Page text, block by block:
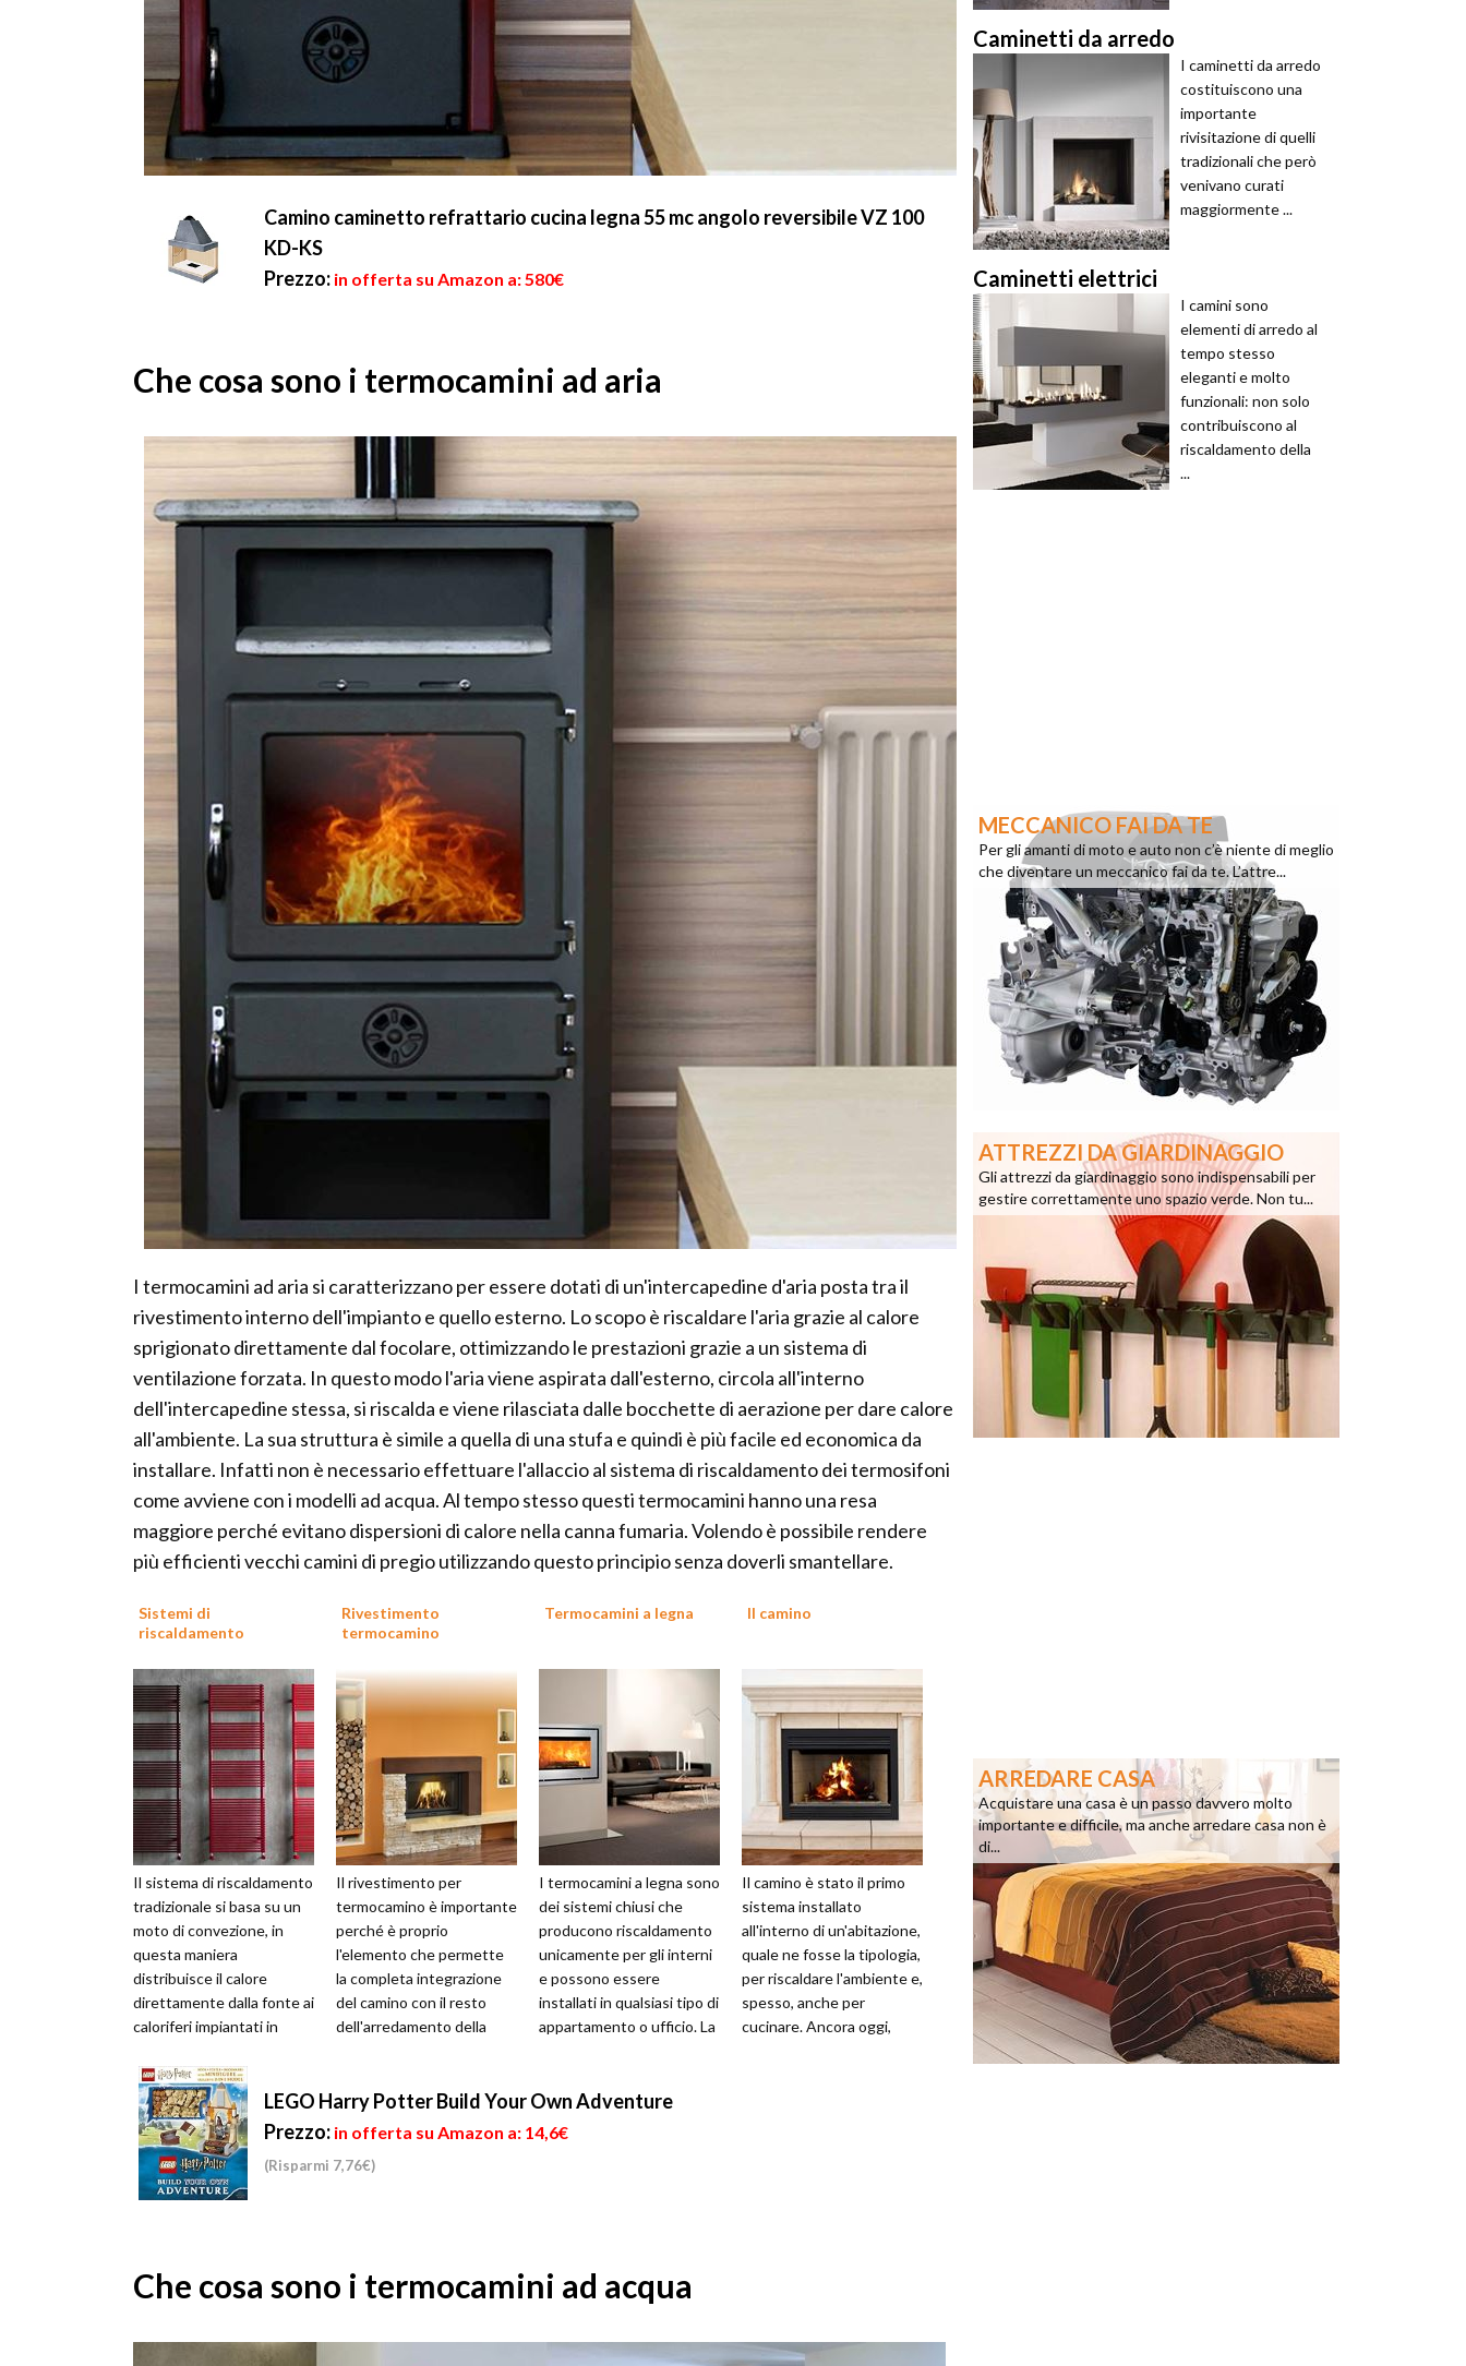
Camino caminetto refrattario cucina legna 55 mc angolo reversibile VZ 100
KD-KS
Prezzo: in offerta su Amazon a: 580€
Che cosa sono i termocamini ad aria
I termocamini ad aria si caratterizzano per essere dotati di un'intercapedine d'aria posta tra il
rivestimento interno dell'impianto e quello esterno. Lo scopo è riscaldare l'aria grazie al calore
sprigionato direttamente dal focolare, ottimizzando le prestazioni grazie a un sistema di
ventilazione forzata. In questo modo l'aria viene aspirata dall'esterno, circola all'interno
dell'intercapedine stessa, si riscalda e viene rilasciata dalle bocchette di aerazione per dare calore
all'ambiente. La sua struttura è simile a quella di una stufa e quindi è più facile ed economica da
installare. Infatti non è necessario effettuare l'allaccio al sistema di riscaldamento dei termosifoni
come avviene con i modelli ad acqua. Al tempo stesso questi termocamini hanno una resa
maggiore perché evitano dispersioni di calore nella canna fumaria. Volendo è possibile rendere
più efficienti vecchi camini di pregio utilizzando questo principio senza doverli smantellare.
Sistemi di
riscaldamento
Il sistema di riscaldamento
tradizionale si basa su un
moto di convezione, in
questa maniera
distribuisce il calore
direttamente dalla fonte ai
caloriferi impiantati in
molto sem...
Rivestimento
termocamino
Il rivestimento per
termocamino è importante
perché è proprio
l'elemento che permette
la completa integrazione
del camino con il resto
dell'arredamento della
Termocamini a legna
I termocamini a legna sono
dei sistemi chiusi che
producono riscaldamento
unicamente per gli interni
e possono essere
installati in qualsiasi tipo di
appartamento o ufficio. La
Il camino
Il camino è stato il primo
sistema installato
all'interno di un'abitazione,
quale ne fosse la tipologia,
per riscaldare l'ambiente e,
spesso, anche per
cucinare. Ancora oggi,
LEGO Harry Potter Build Your Own Adventure
Prezzo: in offerta su Amazon a: 14,6€
(Risparmi 7,76€)
Che cosa sono i termocamini ad acqua
Caminetti da arredo
I caminetti da arredo
costituiscono una
importante
rivisitazione di quelli
tradizionali che però
venivano curati
maggiormente ...
Caminetti elettrici
I camini sono
elementi di arredo al
tempo stesso
eleganti e molto
funzionali: non solo
contribuiscono al
riscaldamento della
...
MECCANICO FAI DA TE
Per gli amanti di moto e auto non c’è niente di meglio
che diventare un meccanico fai da te. L’attre...
ATTREZZI DA GIARDINAGGIO
Gli attrezzi da giardinaggio sono indispensabili per
gestire correttamente uno spazio verde. Non tu...
ARREDARE CASA
Acquistare una casa è un passo davvero molto
importante e difficile, ma anche arredare casa non è
di...